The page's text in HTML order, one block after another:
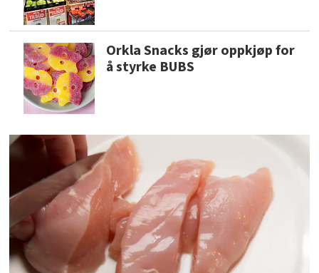
Orkla Snacks gjør oppkjøp for
å styrke BUBS